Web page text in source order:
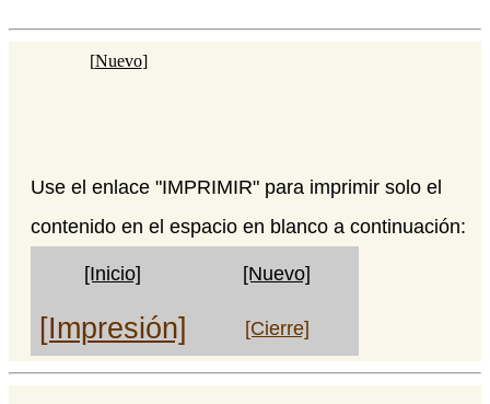
[Nuevo]
Use el enlace "IMPRIMIR" para imprimir solo el
contenido en el espacio en blanco a continuación:
[Inicio] [Nuevo]
[Impresión] [Cierre]